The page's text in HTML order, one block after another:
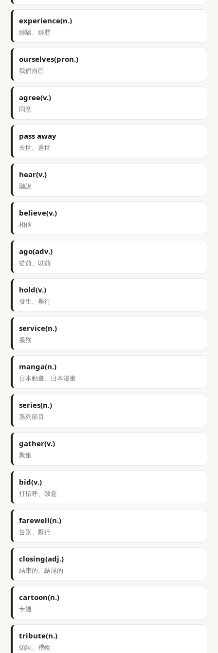
experience(n.)
經驗、經歷
ourselves(pron.)
我們自己
agree(v.)
同意
pass away
去世、過世
hear(v.)
聽說
believe(v.)
相信
ago(adv.)
從前、以前
hold(v.)
發生、舉行
service(n.)
服務
manga(n.)
日本動畫、日本漫畫
series(n.)
系列節目
gather(v.)
聚集
bid(v.)
打招呼、致意
farewell(n.)
告別、辭行
closing(adj.)
結束的、結尾的
cartoon(n.)
卡通
tribute(n.)
頌詞、禮物